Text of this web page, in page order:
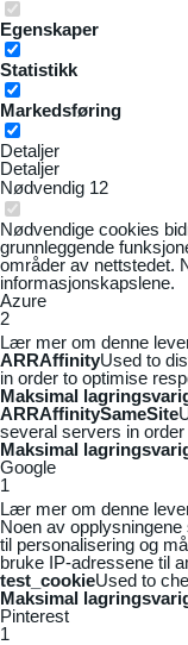
Egenskaper
Statistikk
Markedsføring
Detaljer
Detaljer
Nødvendig 12
Nødvendige cookies
grunnleggende
områder av nettstedet.
informasjonskapslene.
Azure
2
Lær mer om denne
ARRAffinityUsed to
in order to optimise
Maksimal
ARRAffinitySameSite
several servers in
Maksimal
Google
1
Lær mer om denne
Noen av
til personalisering og
bruke IP-adressene til
test_cookieUsed to
Maksimal
Pinterest
1